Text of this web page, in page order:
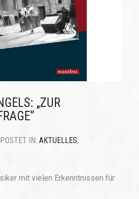
„ZUR
IN: AKTUELLES,
mit vielen Erkenntnissen für